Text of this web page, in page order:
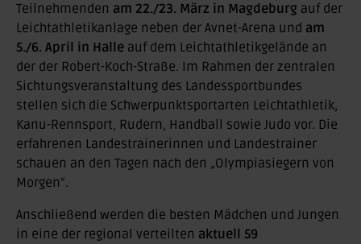
Teilnehmenden am 22./23. März in Magdeburg auf der
Leichtathletikanlage neben der Avnet-Arena und am
5./6. April in Halle auf dem Leichtathletikgelände an
der der Robert-Koch-Straße. Im Rahmen der zentralen
Sichtungsveranstaltung des Landessportbundes
stellen sich die Schwerpunktsportarten Leichtathletik,
Kanu-Rennsport, Rudern, Handball sowie Judo vor. Die
erfahrenen Landestrainerinnen und Landestrainer
schauen an den Tagen nach den „Olympiasiegern von
Morgen“.
Anschließend werden die besten Mädchen und Jungen
in eine der regional verteilten aktuell 59